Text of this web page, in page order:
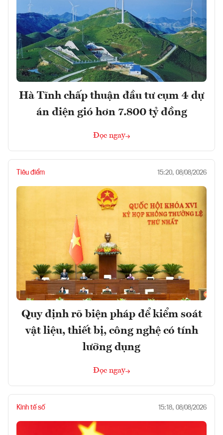
Hà Tĩnh chấp thuận đầu tư cụm 4 dự
án điện gió hơn 7.800 tỷ đồng
Đọc ngay
Tiêu điểm 15:20, 08/08/2026
Quy định rõ biện pháp để kiểm soát
vật liệu, thiết bị, công nghệ có tính
lưỡng dụng
Đọc ngay
Kinh tế số 15:18, 08/08/2026